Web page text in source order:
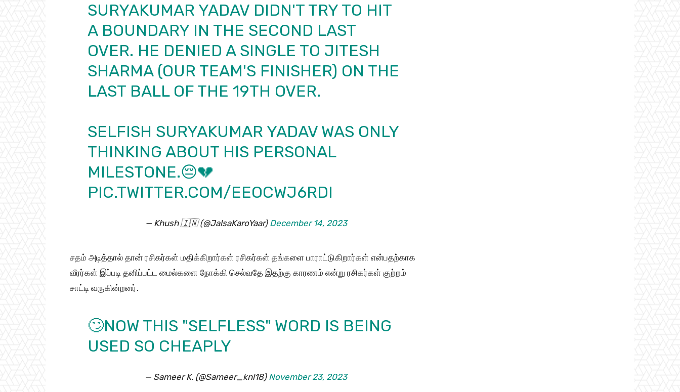
SURYAKUMAR YADAV DIDN'T TRY TO HIT
A BOUNDARY IN THE SECOND LAST
OVER. HE DENIED A SINGLE TO JITESH
SHARMA (OUR TEAM'S FINISHER) ON THE
LAST BALL OF THE 19TH OVER.
SELFISH SURYAKUMAR YADAV WAS ONLY
THINKING ABOUT HIS PERSONAL
MILESTONE.😔💔
PIC.TWITTER.COM/EEOCWJ6RDI
— Khush 🇮🇳 (@JalsaKaroYaar) December 14, 2023
சதம் அடித்தால் தான் ரசிகர்கள் மதிக்கிறார்கள் ரசிகர்கள் தங்களை பாராட்டுகிறார்கள் என்பதற்காக
வீரர்கள் இப்படி தனிப்பட்ட மைல்களை நோக்கி செல்வதே இதற்கு காரணம் என்று ரசிகர்கள் குற்றம்
சாட்டி வருகின்றனர்.
🙄NOW THIS "SELFLESS" WORD IS BEING
USED SO CHEAPLY
— Sameer K. (@Sameer_knl18) November 23, 2023